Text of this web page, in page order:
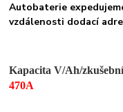
Autobaterie
vzdálenosti dodací
Kapacita V/Ah/
470A